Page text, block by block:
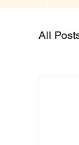
All